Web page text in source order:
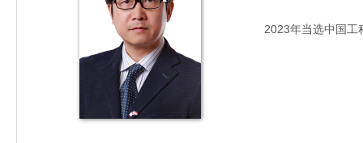
2023年当选中国工